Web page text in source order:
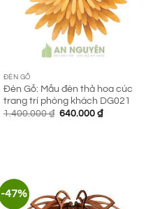
ĐÈN GỖ
Đèn Gỗ: Mẫu đèn thả hoa cúc
trang trí phòng khách DG021
1.400.000₫ Giá
640.000 ₫Giá
-47%